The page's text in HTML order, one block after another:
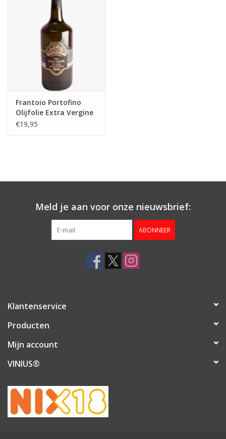
Frantoio Portofino
Olijfolie Extra Vergine
€19,95
Meld je aan voor onze nieuwsbrief:
ABONNEER
Klantenservice
Producten
Mijn account
VINIUS®